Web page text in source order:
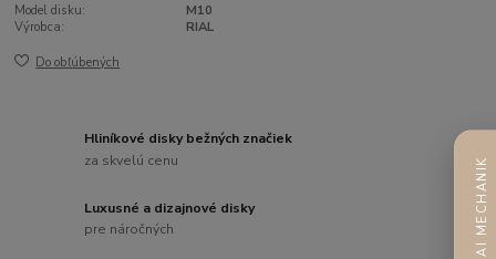
Model disku:
M10
Výrobca:
RIAL
Do obľúbených
Hliníkové disky bežných značiek
za skvelú cenu
Luxusné a dizajnové disky
pre náročných
AI MECHANIK